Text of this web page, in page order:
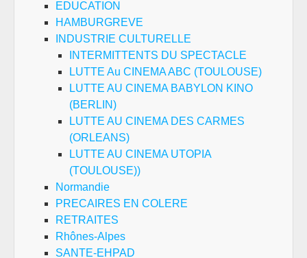
EDUCATION
HAMBURGREVE
INDUSTRIE CULTURELLE
INTERMITTENTS DU SPECTACLE
LUTTE Au CINEMA ABC (TOULOUSE)
LUTTE AU CINEMA BABYLON KINO
(BERLIN)
LUTTE AU CINEMA DES CARMES
(ORLEANS)
LUTTE AU CINEMA UTOPIA
(TOULOUSE))
Normandie
PRECAIRES EN COLERE
RETRAITES
Rhônes-Alpes
SANTE-EHPAD